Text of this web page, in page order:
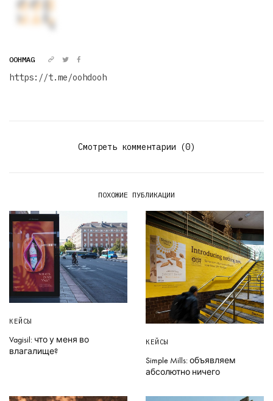
OOHMAG
https://t.me/oohdooh
Смотреть комментарии (0)
ПОХОЖИЕ ПУБЛИКАЦИИ
КЕЙСЫ
Vagisil: что у меня во
влагалище?
КЕЙСЫ
Simple Mills: объявляем
абсолютно ничего